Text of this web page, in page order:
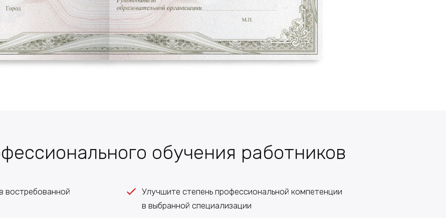
обучения работников
востребованной
Улучшите степень профессиональной компетенции
в выбранной специализации